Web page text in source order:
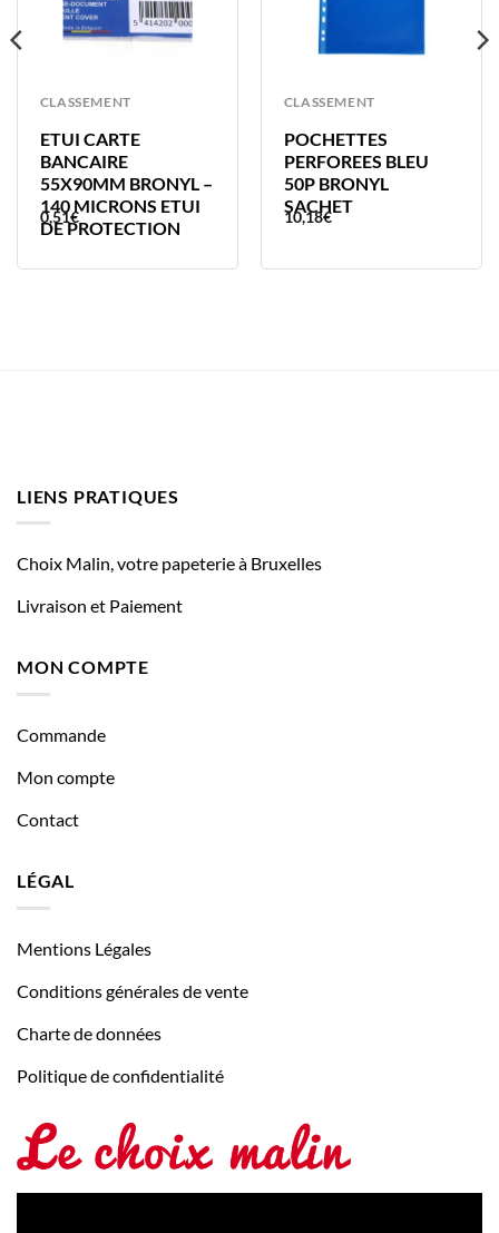
CLASSEMENT
ETUI CARTE
BANCAIRE
55X90MM BRONYL –
140 MICRONS ETUI
DE PROTECTION
0,51€
CLASSEMENT
POCHETTES
PERFOREES BLEU
50P BRONYL
SACHET
10,18€
LIENS PRATIQUES
Choix Malin, votre papeterie à Bruxelles
Livraison et Paiement
MON COMPTE
Commande
Mon compte
Contact
LÉGAL
Mentions Légales
Conditions générales de vente
Charte de données
Politique de confidentialité